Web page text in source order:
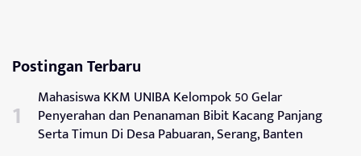
Postingan Terbaru
Mahasiswa KKM UNIBA Kelompok 50 Gelar
Penyerahan dan Penanaman Bibit Kacang Panjang
Serta Timun Di Desa Pabuaran, Serang, Banten